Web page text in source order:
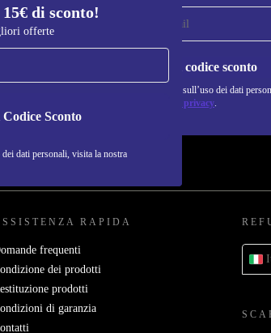
di sconto!
offerte
Sconto
dati personali, visita la nostra
Richiedi codice sconto
Per maggiori informazioni sull’uso dei dati
Normativa sulla privacy.
RAPIDA
frequenti
dei prodotti
prodotti
di garanzia